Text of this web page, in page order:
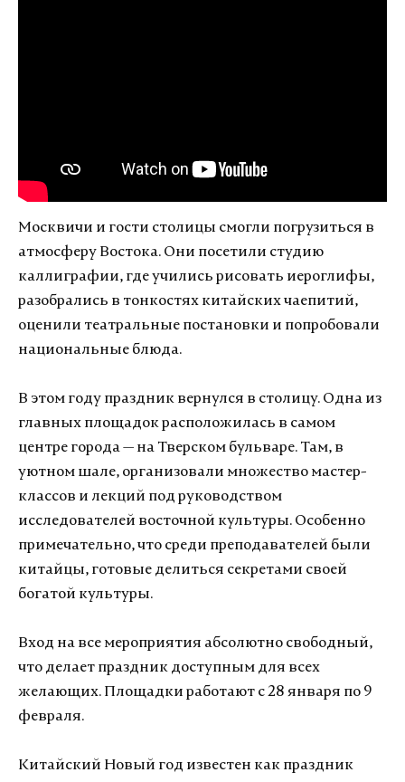
Москвичи и гости столицы смогли погрузиться в
атмосферу Востока. Они посетили студию
каллиграфии, где учились рисовать иероглифы,
разобрались в тонкостях китайских чаепитий,
оценили театральные постановки и попробовали
национальные блюда.
В этом году праздник вернулся в столицу. Одна из
главных площадок расположилась в самом
центре города — на Тверском бульваре. Там, в
уютном шале, организовали множество мастер-
классов и лекций под руководством
исследователей восточной культуры. Особенно
примечательно, что среди преподавателей были
китайцы, готовые делиться секретами своей
богатой культуры.
Вход на все мероприятия абсолютно свободный,
что делает праздник доступным для всех
желающих. Площадки работают с 28 января по 9
февраля.
Китайский Новый год известен как праздник